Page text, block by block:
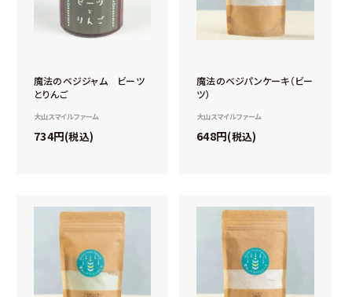
魔法のベジジャム ビーツ
とりんご
大山スマイルファーム
734 税込
魔法のベジパンケーキ（ビー
ツ）
大山スマイルファーム
648 税込